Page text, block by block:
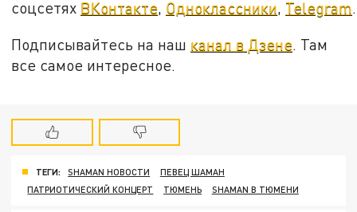
соцсетях ВКонтакте, Одноклассники, Telegram.
Подписывайтесь на наш канал в Дзене . Там
все самое интересное.
ТЕГИ: SHAMAN НОВОСТИ
ПЕВЕЦ ШАМАН
ПАТРИОТИЧЕСКИЙ КОНЦЕРТ
ТЮМЕНЬ SHAMAN В ТЮМЕНИ